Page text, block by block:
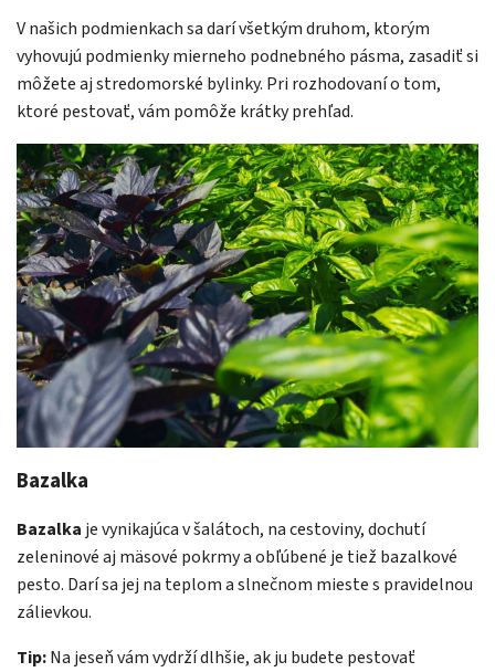
V našich podmienkach sa darí všetkým druhom, ktorým
vyhovujú podmienky mierneho podnebného pásma, zasadiť si
môžete aj stredomorské bylinky. Pri rozhodovaní o tom,
ktoré pestovať, vám pomôže krátky prehľad.
Bazalka
Bazalka je vynikajúca v šalátoch, na cestoviny, dochutí
zeleninové aj mäsové pokrmy a obľúbené je tiež bazalkové
pesto. Darí sa jej na teplom a slnečnom mieste s pravidelnou
zálievkou.
Tip:Na jeseň vám vydrží dlhšie, ak ju budete pestovať